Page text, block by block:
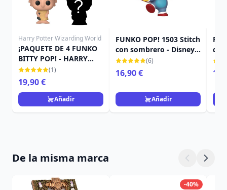
Harry Potter Wizarding World
¡PAQUETE DE 4 FUNKO
BITTY POP! - HARRY
POTTER (1)
19,90 €
Añadir
FUNKO POP! 1503 Stitch
con sombrero - Disney
Lilo y Stitch
(6)
16,90 €
Añadir
De la misma marca
-40%